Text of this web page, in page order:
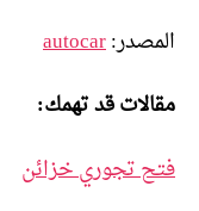
المصدر:autocar
مقالات قد تهمك:
فتح تجوري خزائن